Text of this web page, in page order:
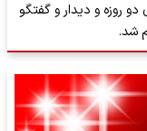
روزه و دیدار و گفتگو
شد.